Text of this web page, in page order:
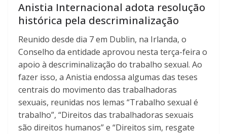
Anistia Internacional adota resolução
histórica pela descriminalização
Reunido desde dia 7 em Dublin, na Irlanda, o
Conselho da entidade aprovou nesta terça-feira o
apoio à descriminalização do trabalho sexual. Ao
fazer isso, a Anistia endossa algumas das teses
centrais do movimento das trabalhadoras
sexuais, reunidas nos lemas “Trabalho sexual é
trabalho”, “Direitos das trabalhadoras sexuais
são direitos humanos” e “Direitos sim, resgate